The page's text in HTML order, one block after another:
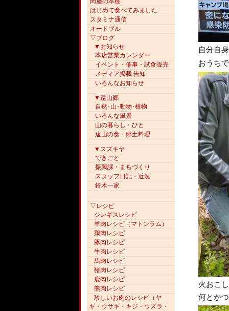
自分自
おうち
火おこ
何とか
はじめて食べてみました
スタミナ通信
オードブル
▽ブログ
▼お知らせ
本店営業カレンダー
イベント・催事・試食販売
メディア掲載 告知
いろんなお知らせ
▼遠山郷
自然･山･動物･植物
いろんな風景
山の暮らし・ひと
遠山の食・郷土料理
▼スズキヤ
できごと
振興課・まちづくり
スタッフ日記・近況
鈴木一家
▽レシピ
ジンギスレシピ
羊肉レシピ（マトンラム）
鶏肉レシピ
豚肉レシピ
牛肉レシピ
馬肉レシピ
猪肉レシピ
鹿肉レシピ
熊肉レシピ
珍しいお肉のレシピ（ヤ
ギ・ウサギ・キジ・ウズラ・